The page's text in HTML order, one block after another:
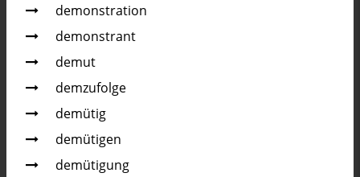
demonstration
demonstrant
demut
demzufolge
demütig
demütigen
demütigung